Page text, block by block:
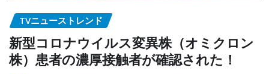
TVニューストレンド
新型コロナウイルス変異株（オミクロン
株）患者の濃厚接触者が確認された！